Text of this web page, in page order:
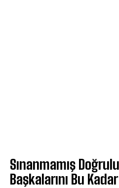
Sınanmamış
Başkalarını Bu